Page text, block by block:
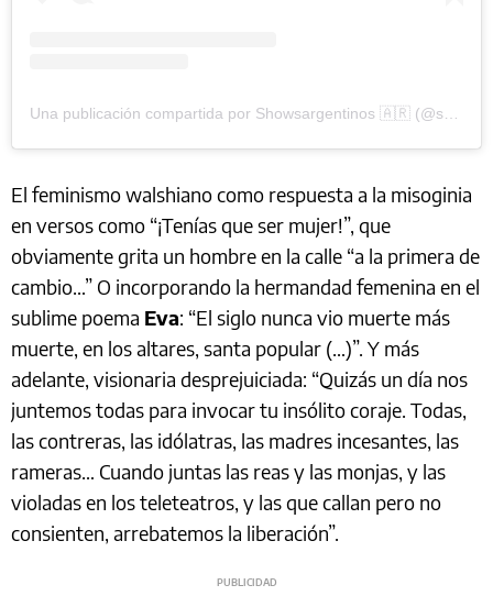
El feminismo walshiano como respuesta a la misoginia
en versos como “¡Tenías que ser mujer!”, que
obviamente grita un hombre en la calle “a la primera de
cambio…” O incorporando la hermandad femenina en el
sublime poema Eva: “El siglo nunca vio muerte más
muerte, en los altares, santa popular (…)”. Y más
adelante, visionaria desprejuiciada: “Quizás un día nos
juntemos todas para invocar tu insólito coraje. Todas,
las contreras, las idólatras, las madres incesantes, las
rameras… Cuando juntas las reas y las monjas, y las
violadas en los teleteatros, y las que callan pero no
consienten, arrebatemos la liberación”.